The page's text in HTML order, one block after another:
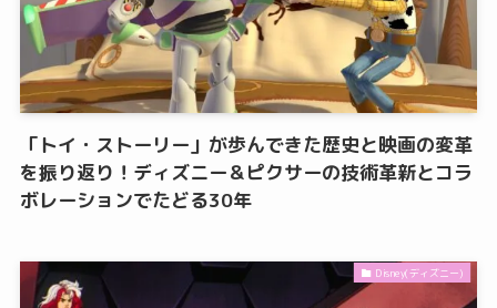
「トイ・ストーリー」が歩んできた歴史と映画の変革
を振り返り！ディズニー＆ピクサーの技術革新とコラ
ボレーションでたどる30年
Disney(ディズニー)